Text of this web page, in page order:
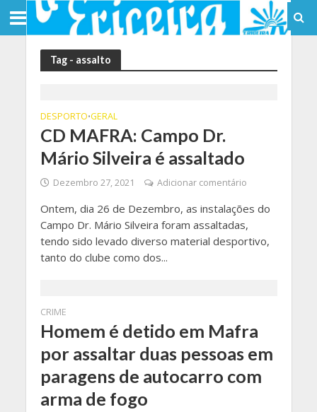
Tag - assalto
DESPORTO•GERAL
CD MAFRA: Campo Dr.
Mário Silveira é assaltado
Dezembro 27, 2021 Adicionar comentário
Ontem, dia 26 de Dezembro, as instalações do
Campo Dr. Mário Silveira foram assaltadas,
tendo sido levado diverso material desportivo,
tanto do clube como dos...
CRIME
Homem é detido em Mafra
por assaltar duas pessoas em
paragens de autocarro com
arma de fogo